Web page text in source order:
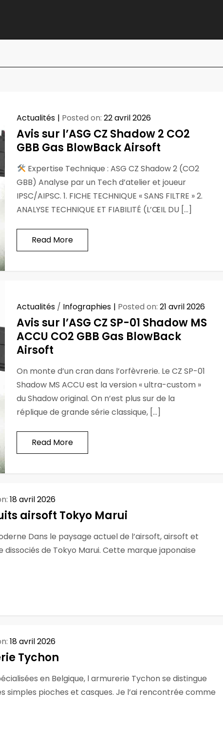
Actualités Posted on:22 avril 2026
Avis sur l’ASG CZ Shadow 2 CO2
GBB Gas BlowBack Airsoft
Expertise Technique : ASG CZ Shadow 2 (CO2
GBB) Analyse par un Tech d’atelier et joueur
IPSC/AIPSC. 1. FICHE TECHNIQUE « SANS FILTRE » 2.
ANALYSE TECHNIQUE ET FIABILITÉ (L’ŒIL DU […]
Read More
Actualités / Infographies Posted on:21 avril 2026
Avis sur l’ASG CZ SP-01 Shadow MS
ACCU CO2 GBB Gas BlowBack
Airsoft
On monte d’un cran dans l’orfèvrerie. Le CZ SP-01
Shadow MS ACCU est la version « ultra-custom »
du Shadow original. On n’est plus sur de la
réplique de grande série classique, […]
Read More
18 avril 2026
airsoft Tokyo Marui
Dans le paysage actuel de l’airsoft, airsoft et
de Tokyo Marui. Cette marque japonaise
18 avril 2026
Tychon
en Belgique, l armurerie Tychon se distingue
simples pioches et casques. Je l’ai rencontrée comme